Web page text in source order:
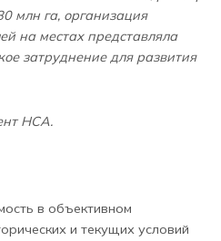
млн га, организация
на местах представляла
затруднение для развития
НСА.
в объективном
и текущих условий